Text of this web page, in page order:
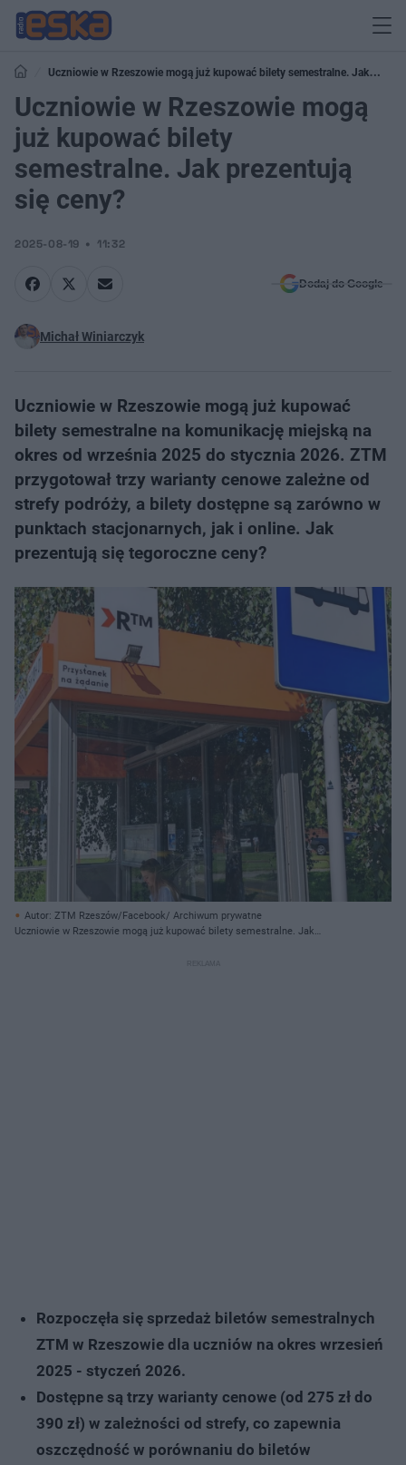
Uczniowie w Rzeszowie mogą już kupować bilety semestralne. Jak
prezentują się ceny?
Uczniowie w Rzeszowie mogą
już kupować bilety
semestralne. Jak prezentują
się ceny?
2025-08-19 11:32
Dodaj do Google
Michał Winiarczyk
Uczniowie w Rzeszowie mogą już kupować
bilety semestralne na komunikację miejską na
okres od września 2025 do stycznia 2026. ZTM
przygotował trzy warianty cenowe zależne od
strefy podróży, a bilety dostępne są zarówno w
punktach stacjonarnych, jak i online. Jak
prezentują się tegoroczne ceny?
Autor: ZTM Rzeszów/Facebook/ Archiwum prywatne
Uczniowie w Rzeszowie mogą już kupować bilety semestralne. Jak
Rozpoczęła się sprzedaż biletów semestralnych
ZTM w Rzeszowie dla uczniów na okres wrzesień
2025 - styczeń 2026.
Dostępne są trzy warianty cenowe (od 275 zł do
390 zł) w zależności od strefy, co zapewnia
oszczędność w porównaniu do biletów